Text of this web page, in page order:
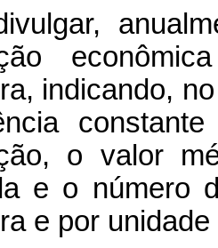
indicando,
o valor
e o número
e por